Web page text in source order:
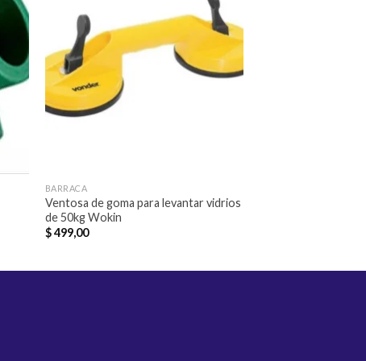
de
Añadir
a la
lista de
BARRACA
Ventosa de goma para levantar vidrios
de 50kg Wokin
$499,00